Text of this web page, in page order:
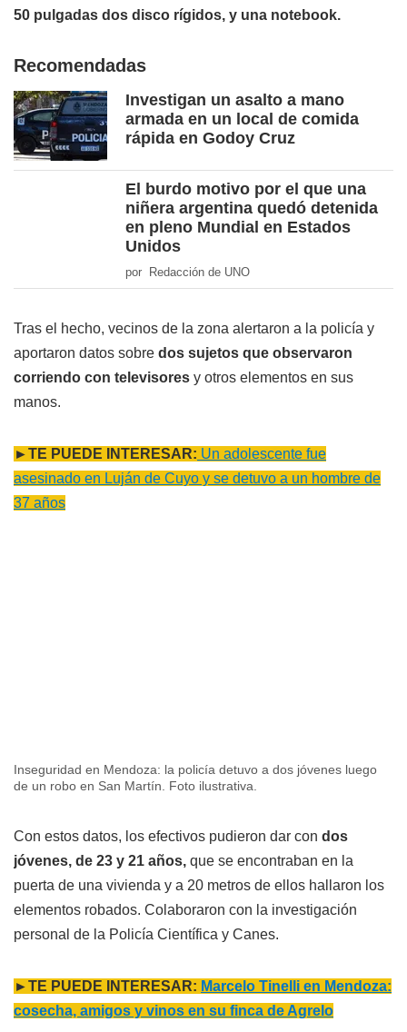
50 pulgadas dos disco rígidos, y una notebook.
Recomendadas
Investigan un asalto a mano
armada en un local de comida
rápida en Godoy Cruz
El burdo motivo por el que una
niñera argentina quedó detenida
en pleno Mundial en Estados
Unidos
por Redacción de UNO
Tras el hecho, vecinos de la zona alertaron a la policía y
aportaron datos sobre dos sujetos que observaron
corriendo con televisores y otros elementos en sus
manos.
►TE PUEDE INTERESAR: Un adolescente fue
asesinado en Luján de Cuyo y se detuvo a un hombre de
37 años
Inseguridad en Mendoza: la policía detuvo a dos jóvenes luego
de un robo en San Martín. Foto ilustrativa.
Con estos datos, los efectivos pudieron dar con dos
jóvenes, de 23 y 21 años, que se encontraban en la
puerta de una vivienda y a 20 metros de ellos hallaron los
elementos robados. Colaboraron con la investigación
personal de la Policía Científica y Canes.
►TE PUEDE INTERESAR: Marcelo Tinelli en Mendoza:
cosecha, amigos y vinos en su finca de Agrelo